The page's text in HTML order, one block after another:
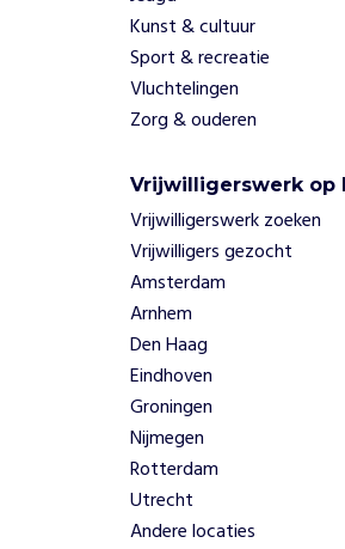
Kunst & cultuur
Sport & recreatie
Vluchtelingen
Zorg & ouderen
Vrijwilligerswerk op
Vrijwilligerswerk zoeken
Vrijwilligers gezocht
Amsterdam
Arnhem
Den Haag
Eindhoven
Groningen
Nijmegen
Rotterdam
Utrecht
Andere locaties